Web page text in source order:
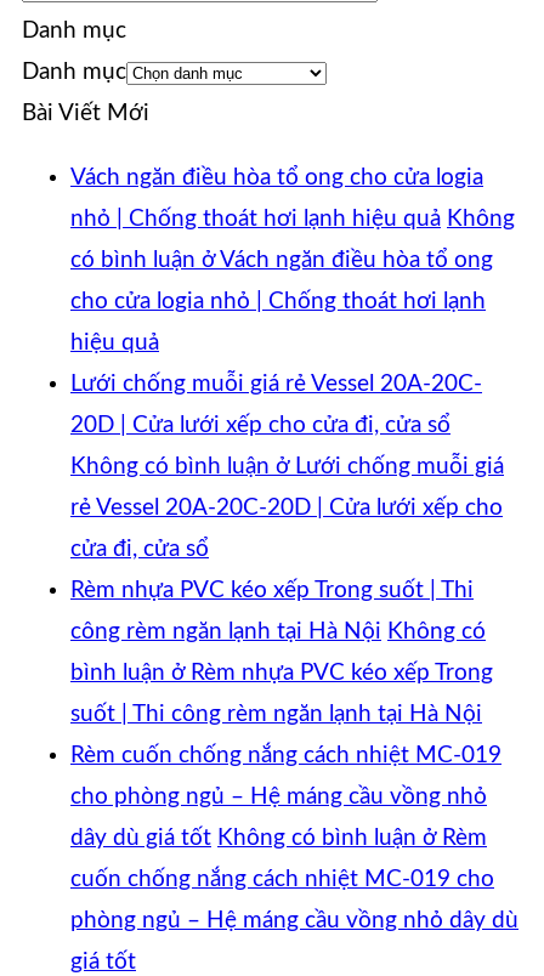
Danh mục
Danh mục
Bài Viết Mới
Vách ngăn điều hòa tổ ong cho cửa logia
nhỏ | Chống thoát hơi lạnh hiệu quả Không
có bình luận ở Vách ngăn điều hòa tổ ong
cho cửa logia nhỏ | Chống thoát hơi lạnh
hiệu quả
Lưới chống muỗi giá rẻ Vessel 20A-20C-
20D | Cửa lưới xếp cho cửa đi, cửa sổ
Không có bình luận ở Lưới chống muỗi giá
rẻ Vessel 20A-20C-20D | Cửa lưới xếp cho
cửa đi, cửa sổ
Rèm nhựa PVC kéo xếp Trong suốt | Thi
công rèm ngăn lạnh tại Hà Nội Không có
bình luận ở Rèm nhựa PVC kéo xếp Trong
suốt | Thi công rèm ngăn lạnh tại Hà Nội
Rèm cuốn chống nắng cách nhiệt MC-019
cho phòng ngủ – Hệ máng cầu vồng nhỏ
dây dù giá tốt Không có bình luận ở Rèm
cuốn chống nắng cách nhiệt MC-019 cho
phòng ngủ – Hệ máng cầu vồng nhỏ dây dù
giá tốt